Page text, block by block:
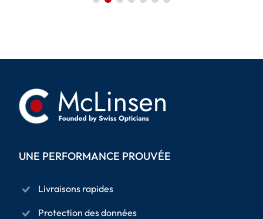
UNE PERFORMANCE PROUVÉE
Livraisons rapides
Protection des données